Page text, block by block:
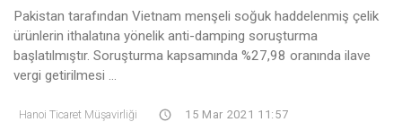
Pakistan tarafından Vietnam menşeli soğuk haddelenmiş çelik
ürünlerin ithalatına yönelik anti-damping soruşturma
başlatılmıştır. Soruşturma kapsamında %27,98 oranında ilave
vergi getirilmesi ...
Hanoi Ticaret Müşavirliği 15 Mar 2021 11:57